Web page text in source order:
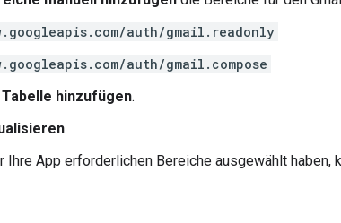
auth/gmail.readonly
auth/gmail.compose
hinzufügen.
.
Ihre App erforderlichen Bereiche ausgewählt haben,